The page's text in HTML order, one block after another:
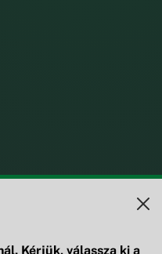
Kérjük, válassza ki a